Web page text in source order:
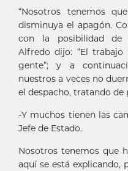
“Nosotros tenemos
disminuya el apagón.
con la posibilidad de
Alfredo dijo: “El
gente”; y a
nuestros a veces no
el despacho, tratando de
-Y muchos tienen las
Jefe de Estado.
Nosotros tenemos que
aquí se está explicando,